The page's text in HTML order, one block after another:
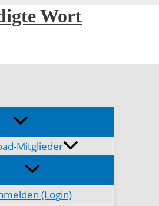
Wort
Mitglieder
(Login)